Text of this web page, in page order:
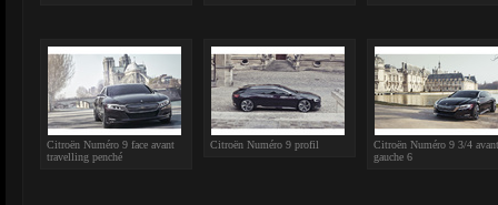
Citroën Numéro 9 face avant
travelling penché
Citroën Numéro 9 profil
Citroën Numéro 9 3/4 avant
gauche 6